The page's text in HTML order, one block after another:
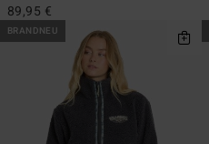
89,95 €
BRANDNEU